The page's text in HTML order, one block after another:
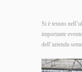
Si è tenuto
importante
dell’azienda